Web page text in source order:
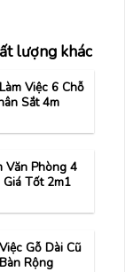
lượng khác
Việc 6 Chỗ
Sắt 4m
Văn Phòng 4
Giá Tốt 2m1
Gỗ Dài Cũ
Rộng